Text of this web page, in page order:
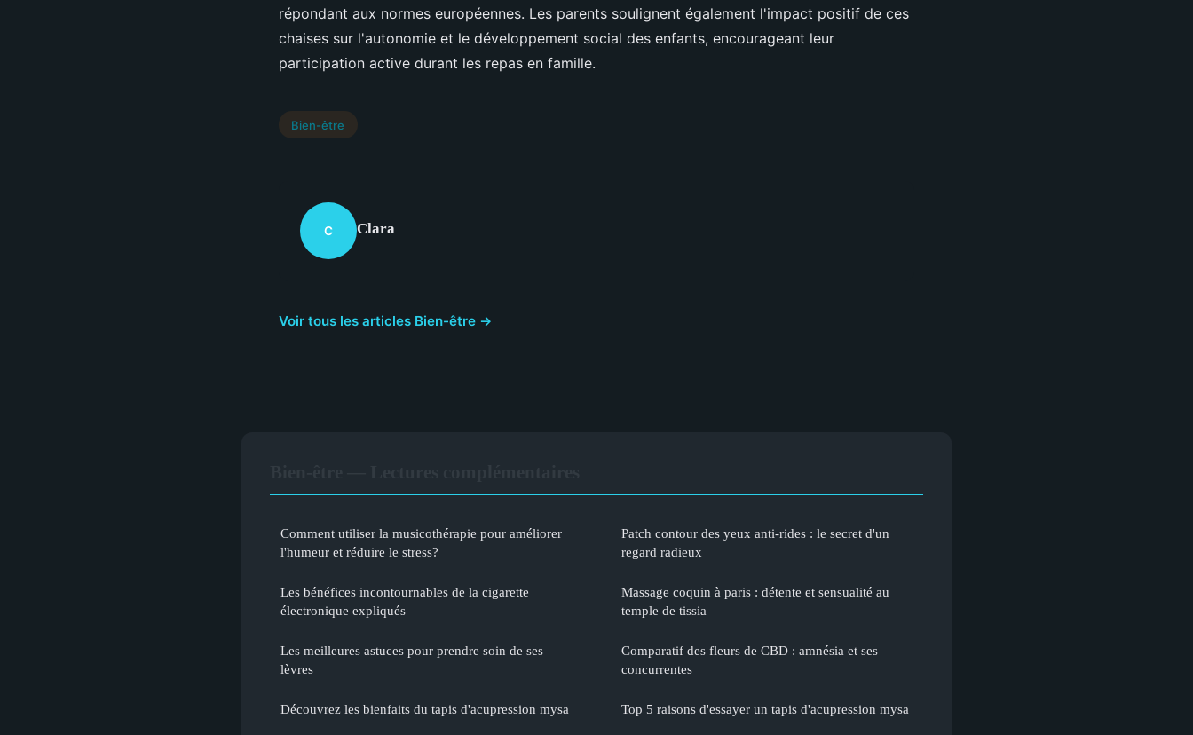
répondant aux normes européennes. Les parents soulignent également l'impact positif de ces
chaises sur l'autonomie et le développement social des enfants, encourageant leur
participation active durant les repas en famille.
Bien-être
C Clara
Voir tous les articles Bien-être →
Comment utiliser la musicothérapie pour améliorer
l'humeur et réduire le stress?
Les bénéfices incontournables de la cigarette
électronique expliqués
Les meilleures astuces pour prendre soin de ses
lèvres
Découvrez les bienfaits du tapis d'acupression mysa
Patch contour des yeux anti-rides : le secret d'un
regard radieux
Massage coquin à paris : détente et sensualité au
temple de tissia
Comparatif des fleurs de CBD : amnésia et ses
concurrentes
Top 5 raisons d'essayer un tapis d'acupression mysa